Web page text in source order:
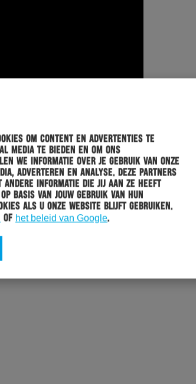
om content en advertenties te
media te bieden en om ons
we informatie over je gebruik van onze
adverteren en analyse. Deze partners
andere informatie die jij aan ze heeft
basis van jouw gebruik van hun
als u onze website blijft gebruiken.
of het beleid van Google.